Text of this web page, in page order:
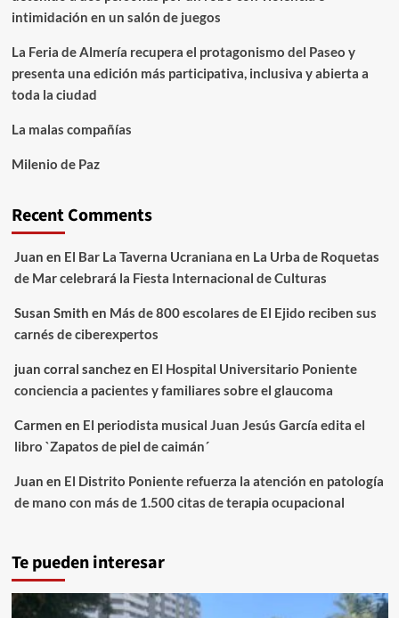
intimidación en un salón de juegos
La Feria de Almería recupera el protagonismo del Paseo y
presenta una edición más participativa, inclusiva y abierta a
toda la ciudad
La malas compañías
Milenio de Paz
Recent Comments
Juan en El Bar La Taverna Ucraniana en La Urba de Roquetas
de Mar celebrará la Fiesta Internacional de Culturas
Susan Smith en Más de 800 escolares de El Ejido reciben sus
carnés de ciberexpertos
juan corral sanchezen El Hospital Universitario Poniente
conciencia a pacientes y familiares sobre el glaucoma
Carmen en El periodista musical Juan Jesús García edita el
libro `Zapatos de piel de caimán´
Juan en El Distrito Poniente refuerza la atención en patología
de mano con más de 1.500 citas de terapia ocupacional
Te pueden interesar